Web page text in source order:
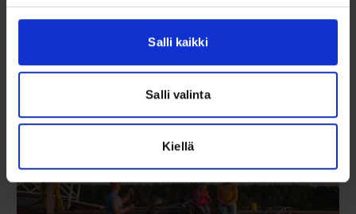
Salli kaikki
Salli valinta
Kiellä
kätevällä kaksiosaisella väliovella. Vene on suunniteltu etenkin
mökkisiirtymisiin ja retkeilyyn, järvillä ja maltillisen aallokon
rannikkovesillä. Tuulilasin takana jopa kolme aikuista taittaa
sekä säilytystilaa.